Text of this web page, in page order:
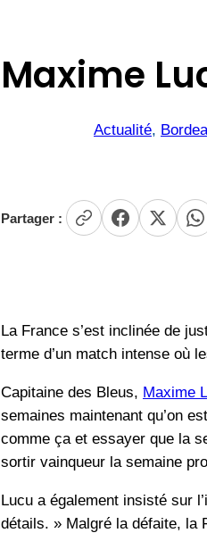
Maxime
Actualité,
Partager :
La France s’est inclinée de
terme d’un match intense où
Capitaine des Bleus, Maxime
semaines maintenant qu’on
comme ça et essayer que la
sortir vainqueur la semaine
Lucu a également insisté sur
détails. » Malgré la défaite, la